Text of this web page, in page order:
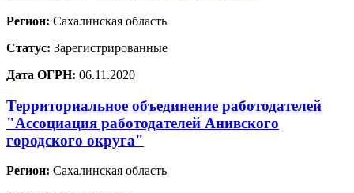
Регион: Сахалинская область
Статус: Зарегистрированные
Дата ОГРН: 06.11.2020
Территориальное объединение работодателей
"Ассоциация работодателей Анивского
городского округа"
Регион: Сахалинская область